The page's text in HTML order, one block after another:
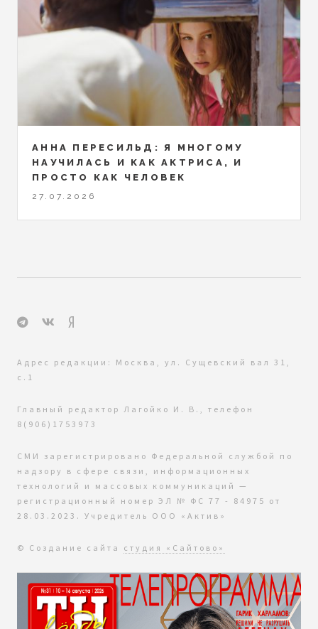
АННА ПЕРЕСИЛЬД: Я МНОГОМУ
НАУЧИЛАСЬ И КАК АКТРИСА, И
ПРОСТО КАК ЧЕЛОВЕК
27.07.2026
Адрес редакции: Москва, ул. Сущевский вал 31,
с.1
Главный редактор Лагойко И. В., телефон
8(906)1753973
СМИ зарегистрировано Федеральной службой по
надзору в сфере связи, информационных
технологий и массовых коммуникаций —
регистрационный номер ЭЛ № ФС 77 - 84975 от
28.03.2023. Учредитель ООО «Актив»
© Создание сайта студия «Сайтово»